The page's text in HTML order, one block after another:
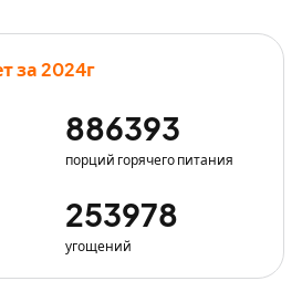
за 2024г
886393
порций горячего питания
253978
угощений